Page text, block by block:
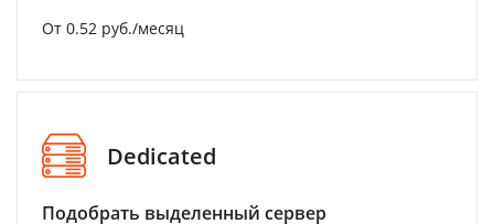
От 0.52 руб./месяц
Dedicated
Подобрать выделенный сервер